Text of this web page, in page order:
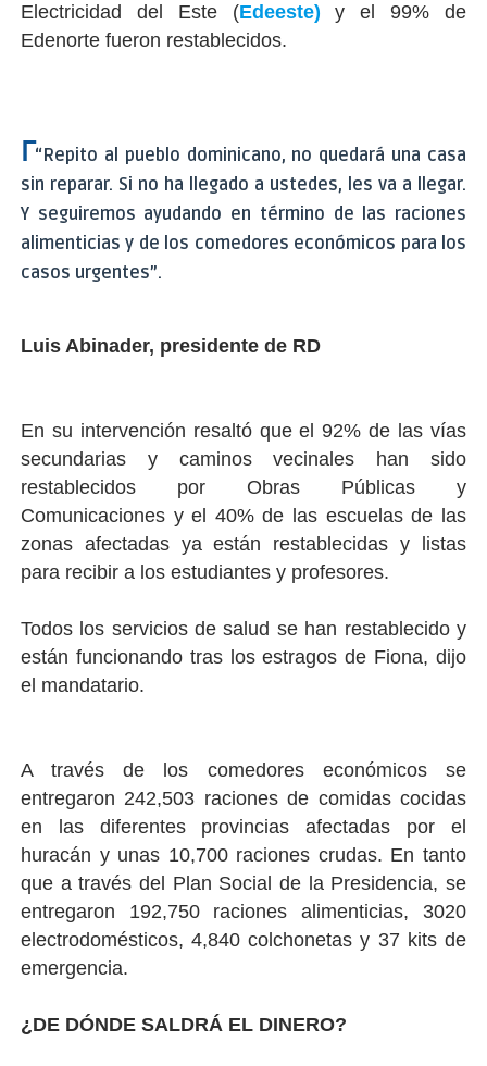
Electricidad del Este (Edeeste) y el 99% de
Edenorte fueron restablecidos.
ᒥ“Repito al pueblo dominicano, no quedará una casa
sin reparar. Si no ha llegado a ustedes, les va a llegar.
Y seguiremos ayudando en término de las raciones
alimenticias y de los comedores económicos para los
casos urgentes”.
Luis Abinader, presidente de RD
En su intervención resaltó que el 92% de las vías
secundarias y caminos vecinales han sido
restablecidos por Obras Públicas y
Comunicaciones y el 40% de las escuelas de las
zonas afectadas ya están restablecidas y listas
para recibir a los estudiantes y profesores.
Todos los servicios de salud se han restablecido y
están funcionando tras los estragos de Fiona, dijo
el mandatario.
A través de los comedores económicos se
entregaron 242,503 raciones de comidas cocidas
en las diferentes provincias afectadas por el
huracán y unas 10,700 raciones crudas. En tanto
que a través del Plan Social de la Presidencia, se
entregaron 192,750 raciones alimenticias, 3020
electrodomésticos, 4,840 colchonetas y 37 kits de
emergencia.
¿DE DÓNDE SALDRÁ EL DINERO?